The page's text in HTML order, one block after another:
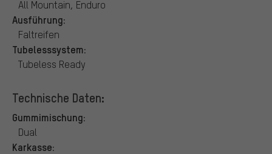
All Mountain, Enduro
Ausführung:
Faltreifen
Tubelesssystem:
Tubeless Ready
Technische Daten:
Gummimischung:
Dual
Karkasse: